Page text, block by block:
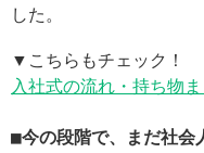
した。
▼こちらもチェック！
入社式の流れ・持ち物
■今の段階で、まだ社会